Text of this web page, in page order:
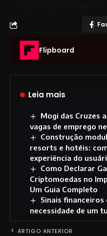
Flipboard
Leia mais
Mogi das Cruzes
vagas de emprego
Construção
resorts e hotéis:
experiência do
Como Declarar
Criptomoedas no
Um Guia Completo
Sinais financeiros
necessidade de um
ARTIGO ANTERIOR